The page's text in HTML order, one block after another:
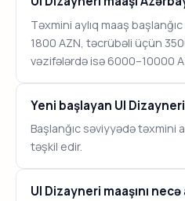
Təxmini aylıq maaş
1800 AZN, təcrübəli üçün
vəzifələrdə isə 6000–10000
Yeni başlayan UI
Başlanğıc səviyyədə təxmini
təşkil edir.
UI Dizayneri maaşını